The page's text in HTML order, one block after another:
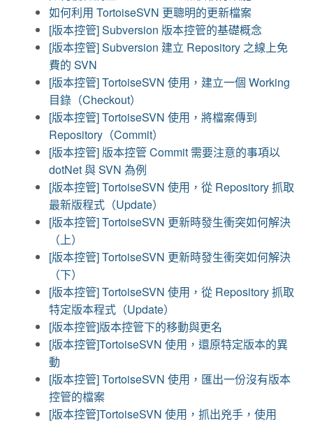
如何利用 TortoiseSVN 更聰明的更新檔案
[版本控管] Subversion 版本控管的基礎概念
[版本控管] Subversion 建立 Repository 之線上免
費的 SVN
[版本控管] TortoiseSVN 使用，建立一個 Working
目錄（Checkout）
[版本控管] TortoiseSVN 使用，將檔案傳到
Repository（Commit）
[版本控管] 版本控管 Commit 需要注意的事項以
dotNet 與 SVN 為例
[版本控管] TortoiseSVN 使用，從 Repository 抓取
最新版程式（Update）
[版本控管] TortoiseSVN 更新時發生衝突如何解決
（上）
[版本控管] TortoiseSVN 更新時發生衝突如何解決
（下）
[版本控管] TortoiseSVN 使用，從 Repository 抓取
特定版本程式（Update）
[版本控管]版本控管下的移動與更名
[版本控管]TortoiseSVN 使用，還原特定版本的異
動
[版本控管] TortoiseSVN 使用，匯出一份沒有版本
控管的檔案
[版本控管]TortoiseSVN 使用，抓出兇手，使用